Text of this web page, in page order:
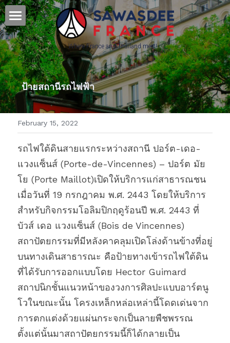
Where France and Thailand meet!
Home - หน้าหลัก
Culture - วัฒนธรรม
Français - ภาษาฝรั่งเศส
Science&Education - วิทยาศาสตร์
Press & Partners
POWERED BY
ป้ายสถานีรถไฟฟ้า
February 15, 2022
รถไฟใต้ดินสายแรกระหว่างสถานี ปอร์ต-เดอ-
แวงแซ็นส์ (Porte-de-Vincennes) – ปอร์ต มัย
โย (Porte Maillot)เปิดให้บริการแก่สาธารณชน
เมื่อวันที่ 19 กรกฎาคม พ.ศ. 2443 โดยให้บริการ
สำหรับกิจกรรมโอลิมปิกฤดูร้อนปี พ.ศ. 2443 ที่
บัวส์ เดอ แวงแซ็นส์ (Bois de Vincennes)
สถาปัตยกรรมที่มีหลังคาคลุมเปิดโล่งด้านข้างที่อยู่
บนทางเดินสาธารณะ คือป้ายทางเข้ารถไฟใต้ดิน
ที่ได้รับการออกแบบโดย Hector Guimard
สถาปนิกชั้นแนวหน้าของวงการศิลปะแบบอาร์ตนู
โวในขณะนั้น โครงเหล็กหล่อเหล่านี้โดดเด่นจาก
การตกแต่งด้วยแผ่นกระจกเป็นลายพืชพรรณ
ตั้งแต่นั้นมาสถาปัตยกรรมนี้ก็ได้กลายเป็น